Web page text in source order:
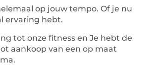
op jouw tempo. Of je nu
ervaring hebt.
tot onze fitness en Je hebt de
aankoop van een op maat